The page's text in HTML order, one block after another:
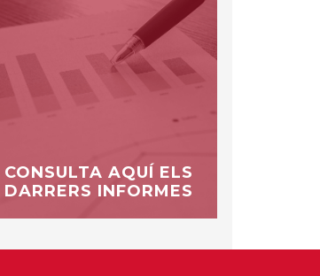
CONSULTA AQUÍ ELS
DARRERS INFORMES